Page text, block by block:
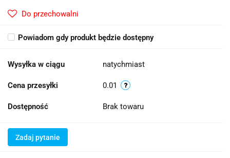
Do przechowalni
Powiadom gdy produkt będzie dostępny
Wysyłka w ciągu natychmiast
Cena przesyłki 0.01
Dostępność Brak towaru
Zadaj pytanie